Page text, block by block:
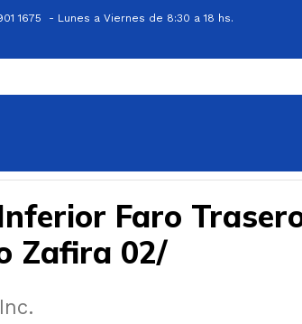
1675 - Lunes a Viernes de 8:30 a 18 hs.
Faro
Zafira 02/